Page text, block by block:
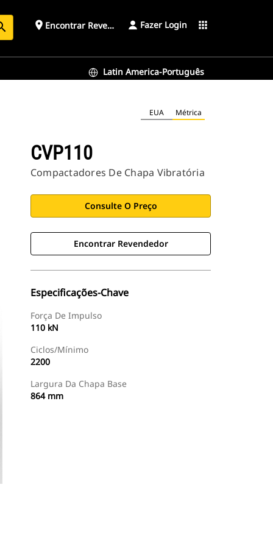
place Encontrar Revendedor Fazer Login apps
Latin America-Português
EUA Métrica
CVP110
Compactadores De Chapa Vibratória
Consulte O Preço
Encontrar Revendedor
Especificações-Chave
Força De Impulso
110 kN
Ciclos/Mínimo
2200
Largura Da Chapa Base
864 mm